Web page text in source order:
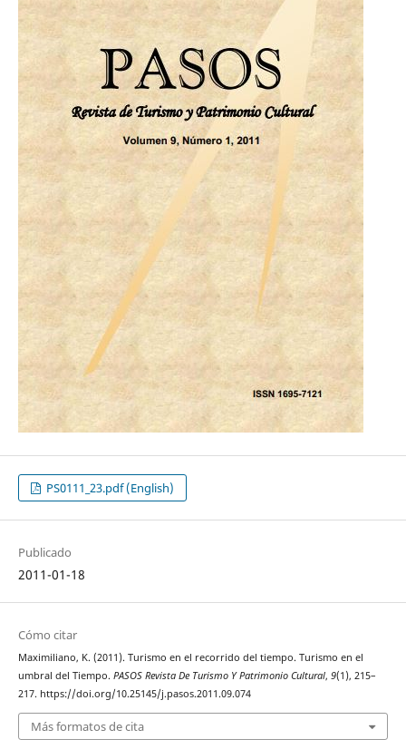
PS0111_23.pdf (English)
Publicado
2011-01-18
Cómo citar
Maximiliano, K. (2011). Turismo en el recorrido del tiempo. Turismo en el
umbral del Tiempo. PASOS Revista De Turismo Y Patrimonio Cultural, 9(1), 215–
217. https://doi.org/10.25145/j.pasos.2011.09.074
Más formatos de cita